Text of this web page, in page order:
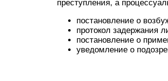
преступления, а
постановление о
протокол задержания
постановление о
уведомление о